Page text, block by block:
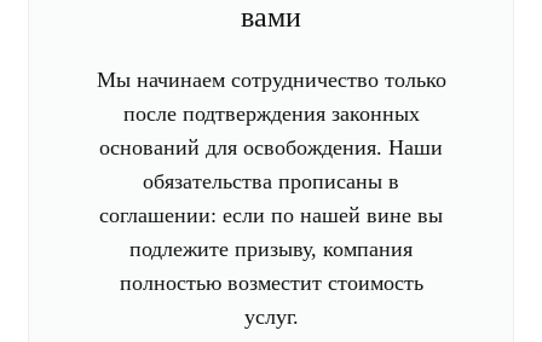
вами
Мы начинаем сотрудничество только
после подтверждения законных
оснований для освобождения. Наши
обязательства прописаны в
соглашении: если по нашей вине вы
подлежите призыву, компания
полностью возместит стоимость
услуг.